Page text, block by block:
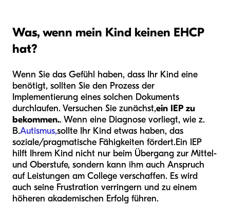
Was, wenn mein Kind keinen EHCP
hat?
Wenn Sie das Gefühl haben, dass Ihr Kind eine
benötigt, sollten Sie den Prozess der
Implementierung eines solchen Dokuments
durchlaufen. Versuchen Sie zunächst,ein IEP zu
bekommen..Wenn eine Diagnose vorliegt, wie z.
B.Autismus,sollte Ihr Kind etwas haben, das
soziale/pragmatische Fähigkeiten fördert.Ein IEP
hilft Ihrem Kind nicht nur beim Übergang zur Mittel-
und Oberstufe, sondern kann ihm auch Anspruch
auf Leistungen am College verschaffen. Es wird
auch seine Frustration verringern und zu einem
höheren akademischen Erfolg führen.